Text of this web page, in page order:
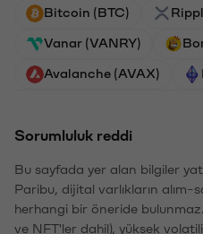
Bitcoin (BTC)
Vanar (VANRY)
Avalanche (AVAX)
Sorumluluk reddi
Bu sayfada yer alan bilgiler
Paribu, dijital varlıkların alım-
herhangi bir öneride
ve NFT'ler dahil), yüksek